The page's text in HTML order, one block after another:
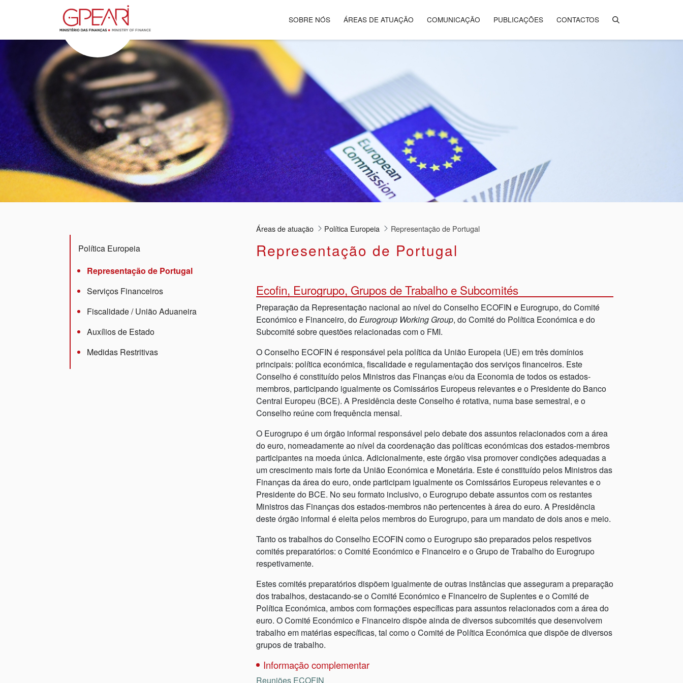
SOBRE NÓS ÁREAS DE ATUAÇÃO COMUNICAÇÃO PUBLICAÇÕES CONTACTOS
Política Europeia
Representação de Portugal
Serviços Financeiros
Fiscalidade / União Aduaneira
Auxílios de Estado
Medidas Restritivas
Áreas de atuação Política Europeia Representação de Portugal
Representação de Portugal
Ecofin, Eurogrupo, Grupos de Trabalho e Subcomités
Preparação da Representação nacional ao nível do Conselho ECOFIN e Eurogrupo, do Comité
Económico e Financeiro, doEurogroup Working Group, do Comité do Política Económica e do
Subcomité sobre questões relacionadas com o FMI.
O Conselho ECOFIN é responsável pela política da União Europeia (UE) em três domínios
principais: política económica, fiscalidade e regulamentação dos serviços financeiros. Este
Conselho é constituído pelos Ministros das Finanças e/ou da Economia de todos os estados-
membros, participando igualmente os Comissários Europeus relevantes e o Presidente do Banco
Central Europeu (BCE). A Presidência deste Conselho é rotativa, numa base semestral, e o
Conselho reúne com frequência mensal.
O Eurogrupo é um órgão informal responsável pelo debate dos assuntos relacionados com a área
do euro, nomeadamente ao nível da coordenação das políticas económicas dos estados-membros
participantes na moeda única. Adicionalmente, este órgão visa promover condições adequadas a
um crescimento mais forte da União Económica e Monetária. Este é constituído pelos Ministros das
Finanças da área do euro, onde participam igualmente os Comissários Europeus relevantes e o
Presidente do BCE. No seu formato inclusivo, o Eurogrupo debate assuntos com os restantes
Ministros das Finanças dos estados-membros não pertencentes à área do euro. A Presidência
deste órgão informal é eleita pelos membros do Eurogrupo, para um mandato de dois anos e meio.
Tanto os trabalhos do Conselho ECOFIN como o Eurogrupo são preparados pelos respetivos
comités preparatórios: o Comité Económico e Financeiro e o Grupo de Trabalho do Eurogrupo
respetivamente.
Estes comités preparatórios dispõem igualmente de outras instâncias que asseguram a preparação
dos trabalhos, destacando-se o Comité Económico e Financeiro de Suplentes e o Comité de
Política Económica, ambos com formações específicas para assuntos relacionados com a área do
euro. O Comité Económico e Financeiro dispõe ainda de diversos subcomités que desenvolvem
trabalho em matérias específicas, tal como o Comité de Política Económica que dispõe de diversos
grupos de trabalho.
Informação complementar
Reuniões ECOFIN